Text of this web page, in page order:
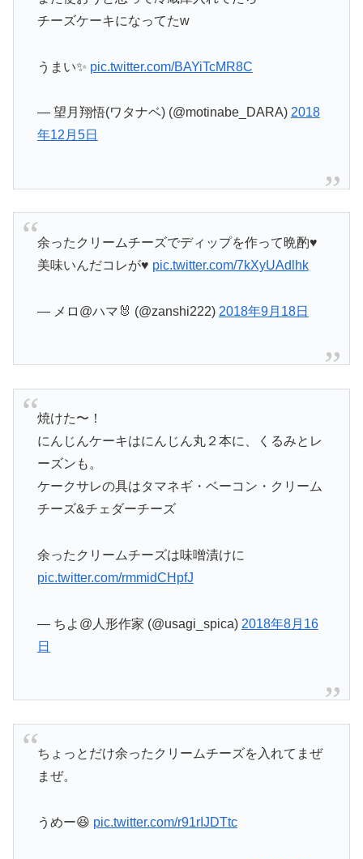
チーズケーキになってたw
うまい✨ pic.twitter.com/BAYiTcMR8C
— 望月翔悟(ワタナベ) (@motinabe_DARA) 2018
年12月5日
余ったクリームチーズでディップを作って晩酌♥️
美味いんだコレが♥️ pic.twitter.com/7kXyUAdlhk
— メロ@ハマ🐰 (@zanshi222) 2018年9月18日
焼けた〜！
にんじんケーキはにんじん丸２本に、くるみとレ
ーズンも。
ケークサレの具はタマネギ・ベーコン・クリーム
チーズ&チェダーチーズ
余ったクリームチーズは味噌漬けに
pic.twitter.com/rmmidCHpfJ
— ちよ@人形作家 (@usagi_spica) 2018年8月16
日
ちょっとだけ余ったクリームチーズを入れてまぜ
まぜ。
うめー😆 pic.twitter.com/r91rIJDTtc